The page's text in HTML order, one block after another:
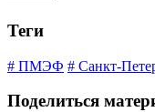
Теги
# ПМЭФ # Санкт-
Поделиться